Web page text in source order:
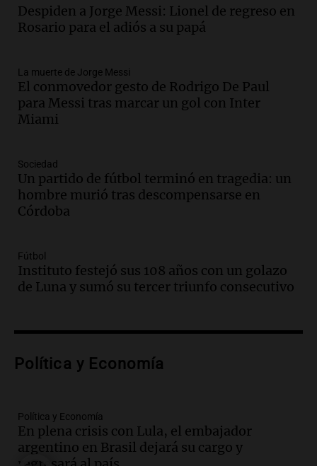
Audio.Messi llegará esta noche a
Rosario para acompañar a su familia
Episodios
Audio.Ley de Propiedad Privada: el revés
en el Congreso expuso una debilidad
comunicacional del Gobierno
Episodios
Audio.Casabindo se prepara para una
celebración única: 30.000 turistas y el
tradicional Toreo de la Vincha
Audio.Borges, abogada de Pourrain:
"Tres hombres se lo llevaron para
hacerle preguntas y nunca regresó"
Episodios
metros del río Suquía y retiraron hasta
Episodios
Audio.La historia de la servilleta que
firmó Jorge Messi para el primer
Despiden a Jorge Messi: Lionel de regreso en
Rosario para el adiós a su papá
La muerte de Jorge Messi
El conmovedor gesto de Rodrigo De Paul
para Messi tras marcar un gol con Inter
Miami
Sociedad
Un partido de fútbol terminó en tragedia: un
hombre murió tras descompensarse en
Córdoba
Fútbol
Instituto festejó sus 108 años con un golazo
de Luna y sumó su tercer triunfo consecutivo
Política y Economía
Política y Economía
En plena crisis con Lula, el embajador
argentino en Brasil dejará su cargo y